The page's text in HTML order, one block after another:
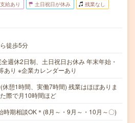
給あり 土日祝日が休み 残業なし
徒歩5分
週休2日制、土日祝日お休み 年末年始・
あり ※企業カレンダーあり
憩1時間、実働7時間) 残業はほぼありま
際で月10時間ほど
時期相談OK＊(8月～・9月～・10月～〇)